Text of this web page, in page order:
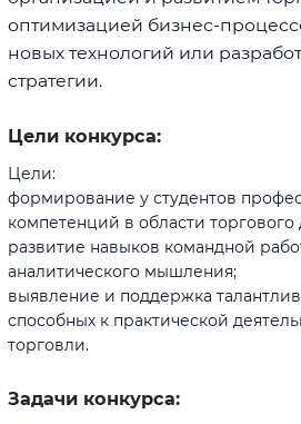
оптимизацией бизнес-
новых технологий или
стратегии.
Цели конкурса:
Цели:
формирование у студентов
компетенций в области торгового
развитие навыков командной
аналитического мышления;
выявление и поддержка
способных к практической
торговли.
Задачи конкурса: